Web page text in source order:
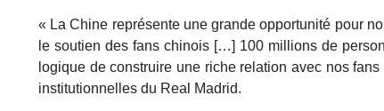
« La Chine représente une grande opportunité pour
le soutien des fans chinois […] 100 millions de
logique de construire une riche relation avec nos
institutionnelles du Real Madrid.